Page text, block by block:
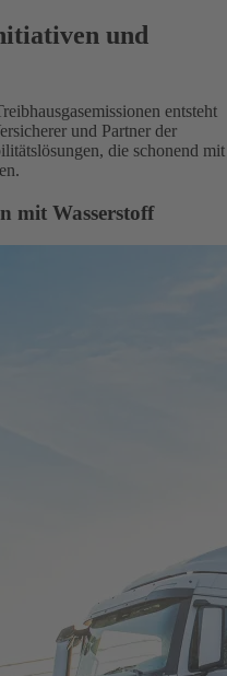
und
entsteht
und Partner der
die schonend mit
mit Wasserstoff